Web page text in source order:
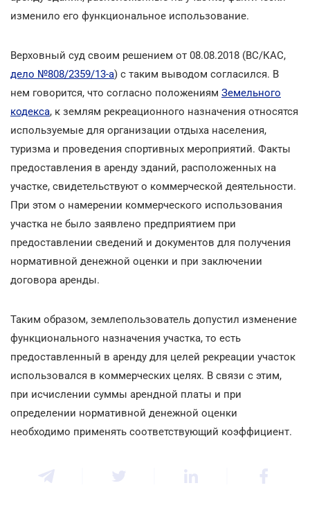
изменило его функциональное использование.
Верховный суд своим решением от 08.08.2018 (ВС/КАС,
дело №808/2359/13-а) с таким выводом согласился. В
нем говорится, что согласно положениям Земельного
кодекса, к землям рекреационного назначения относятся
используемые для организации отдыха населения,
туризма и проведения спортивных мероприятий. Факты
предоставления в аренду зданий, расположенных на
участке, свидетельствуют о коммерческой деятельности.
При этом о намерении коммерческого использования
участка не было заявлено предприятием при
предоставлении сведений и документов для получения
нормативной денежной оценки и при заключении
договора аренды.
Таким образом, землепользователь допустил изменение
функционального назначения участка, то есть
предоставленный в аренду для целей рекреации участок
использовался в коммерческих целях. В связи с этим,
при исчислении суммы арендной платы и при
определении нормативной денежной оценки
необходимо применять соответствующий коэффициент.